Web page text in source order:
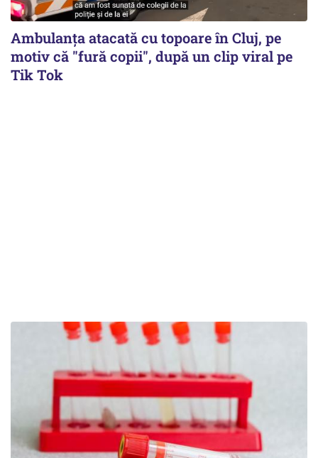
Ambulanța atacată cu topoare în Cluj, pe
motiv că "fură copii", după un clip viral pe
Tik Tok